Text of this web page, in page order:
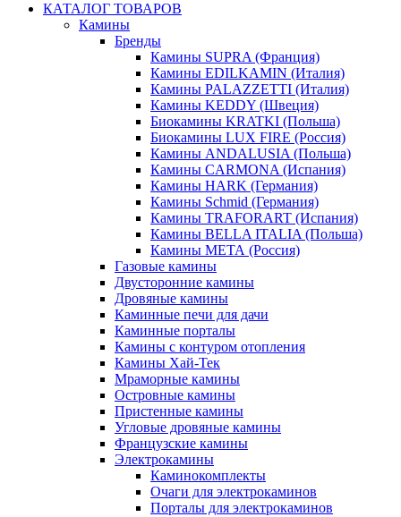
КАТАЛОГ ТОВАРОВ
Камины
Бренды
Камины SUPRA (Франция)
Камины EDILKAMIN (Италия)
Камины PALAZZETTI (Италия)
Камины KEDDY (Швеция)
Биокамины KRATKI (Польша)
Биокамины LUX FIRE (Россия)
Камины ANDALUSIA (Польша)
Камины CARMONA (Испания)
Камины HARK (Германия)
Камины Schmid (Германия)
Камины TRAFORART (Испания)
Камины BELLA ITALIA (Польша)
Камины МЕТА (Россия)
Газовые камины
Двусторонние камины
Дровяные камины
Каминные печи для дачи
Каминные порталы
Камины с контуром отопления
Камины Хай-Тек
Мраморные камины
Островные камины
Пристенные камины
Угловые дровяные камины
Французские камины
Электрокамины
Каминокомплекты
Очаги для электрокаминов
Порталы для электрокаминов